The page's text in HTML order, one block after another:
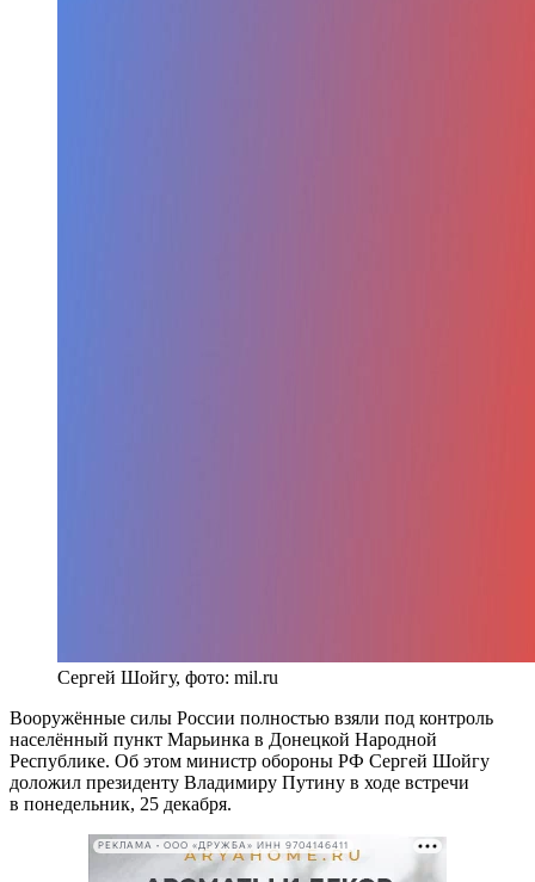
Сергей Шойгу, фото: mil.ru
Вооружённые силы России полностью взяли под контроль
населённый пункт Марьинка в Донецкой Народной
Республике. Об этом министр обороны РФ Сергей Шойгу
доложил президенту Владимиру Путину в ходе встречи
в понедельник, 25 декабря.
РЕКЛАМА • ООО «ДРУЖБА» ИНН 9704146411